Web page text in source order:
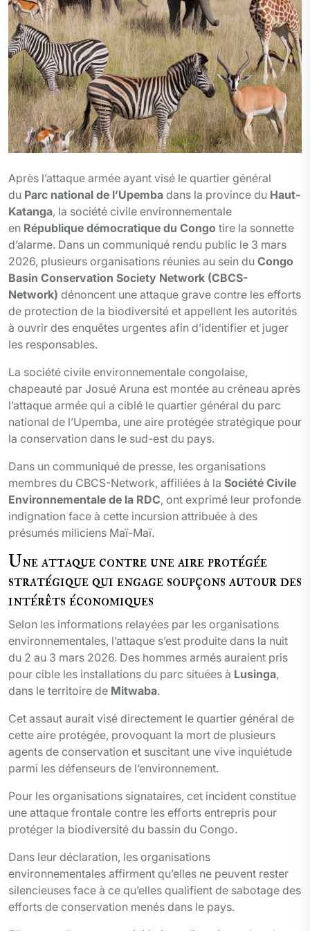
Après l’attaque armée ayant visé le quartier général
du Parc national de l’Upemba dans la province du Haut-
Katanga, la société civile environnementale
en République démocratique du Congo tire la sonnette
d’alarme. Dans un communiqué rendu public le 3 mars
2026, plusieurs organisations réunies au sein du Congo
Basin Conservation Society Network (CBCS-
Network) dénoncent une attaque grave contre les efforts
de protection de la biodiversité et appellent les autorités
à ouvrir des enquêtes urgentes afin d’identifier et juger
les responsables.
La société civile environnementale congolaise,
chapeauté par Josué Aruna est montée au créneau après
l’attaque armée qui a ciblé le quartier général du parc
national de l’Upemba, une aire protégée stratégique pour
la conservation dans le sud-est du pays.
Dans un communiqué de presse, les organisations
membres du CBCS-Network, affiliées à la Société Civile
Environnementale de la RDC, ont exprimé leur profonde
indignation face à cette incursion attribuée à des
présumés miliciens Maï-Maï.
Une attaque contre une aire protégée
stratégique qui engage soupçons autour des
intérêts économiques
Selon les informations relayées par les organisations
environnementales, l’attaque s’est produite dans la nuit
du 2 au 3 mars 2026. Des hommes armés auraient pris
pour cible les installations du parc situées à Lusinga,
dans le territoire de Mitwaba.
Cet assaut aurait visé directement le quartier général de
cette aire protégée, provoquant la mort de plusieurs
agents de conservation et suscitant une vive inquiétude
parmi les défenseurs de l’environnement.
Pour les organisations signataires, cet incident constitue
une attaque frontale contre les efforts entrepris pour
protéger la biodiversité du bassin du Congo.
Dans leur déclaration, les organisations
environnementales affirment qu’elles ne peuvent rester
silencieuses face à ce qu’elles qualifient de sabotage des
efforts de conservation menés dans le pays.